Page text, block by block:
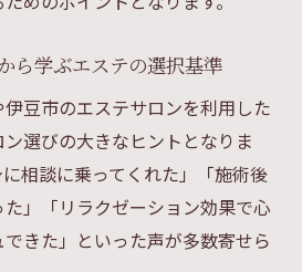
ら学ぶエステの選択基準
豆市のエステサロンを利用した
選びの大きなヒントとなりま
相談に乗ってくれた」「施術後
」「リラクゼーション効果で心
きた」といった声が多数寄せら